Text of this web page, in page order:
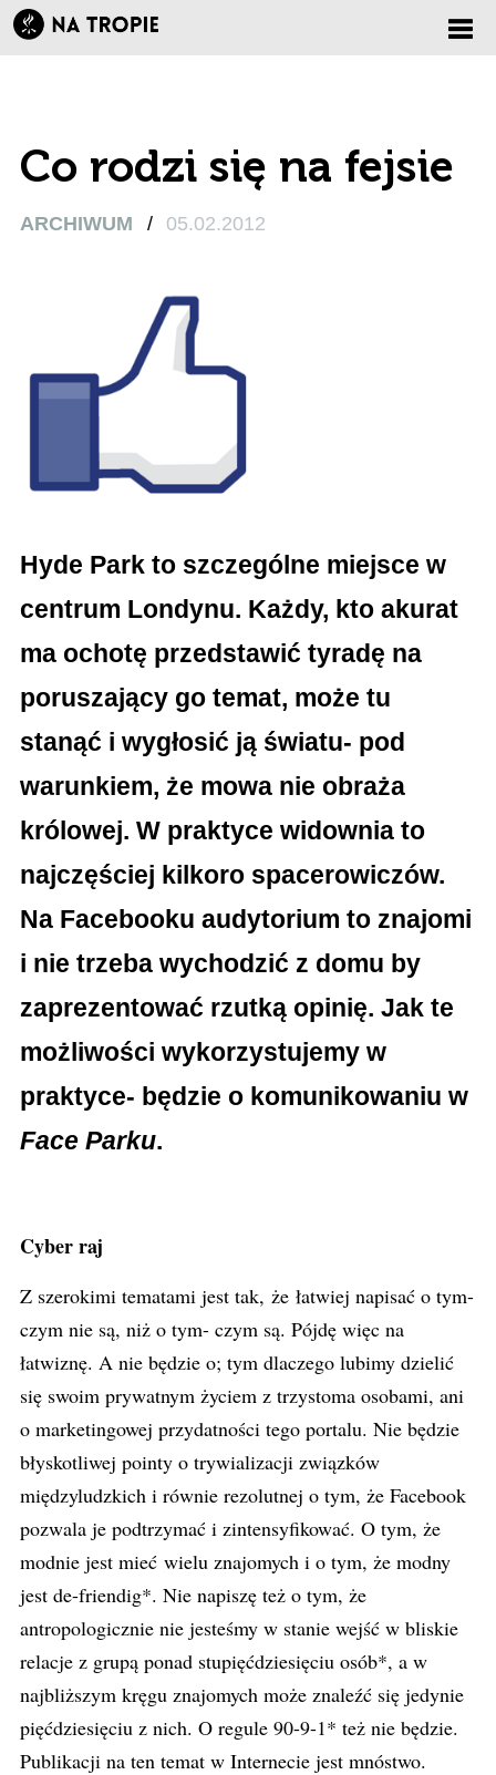
Co rodzi się na fejsie
ARCHIWUM / 05.02.2012
Hyde Park to szczególne miejsce w
centrum Londynu. Każdy, kto akurat
ma ochotę przedstawić tyradę na
poruszający go temat, może tu
stanąć i wygłosić ją światu- pod
warunkiem, że mowa nie obraża
królowej. W praktyce widownia to
najczęściej kilkoro spacerowiczów.
Na Facebooku audytorium to znajomi
i nie trzeba wychodzić z domu by
zaprezentować rzutką opinię. Jak te
możliwości wykorzystujemy w
praktyce- będzie o komunikowaniu w
Face Parku.
Cyber raj
Z szerokimi tematami jest tak, że łatwiej napisać o tym-
czym nie są, niż o tym- czym są. Pójdę więc na
łatwiznę. A nie będzie o; tym dlaczego lubimy dzielić
się swoim prywatnym życiem z trzystoma osobami, ani
o marketingowej przydatności tego portalu. Nie będzie
błyskotliwej pointy o trywializacji związków
międzyludzkich i równie rezolutnej o tym, że Facebook
pozwala je podtrzymać i zintensyfikować. O tym, że
modnie jest mieć wielu znajomych i o tym, że modny
jest de-friendig*. Nie napiszę też o tym, że
antropologicznie nie jesteśmy w stanie wejść w bliskie
relacje z grupą ponad stupięćdziesięciu osób*, a w
najbliższym kręgu znajomych może znaleźć się jedynie
pięćdziesięciu z nich. O regule 90-9-1* też nie będzie.
Publikacji na ten temat w Internecie jest mnóstwo.